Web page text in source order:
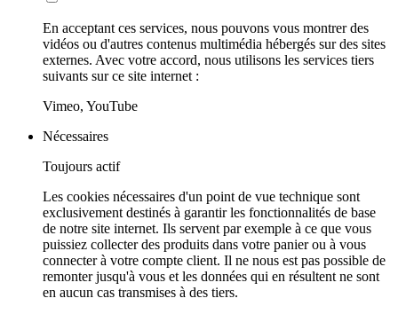
En acceptant ces services, nous pouvons vous montrer des
vidéos ou d'autres contenus multimédia hébergés sur des sites
externes. Avec votre accord, nous utilisons les services tiers
suivants sur ce site internet :
Vimeo, YouTube
Nécessaires
Toujours actif
Les cookies nécessaires d'un point de vue technique sont
exclusivement destinés à garantir les fonctionnalités de base
de notre site internet. Ils servent par exemple à ce que vous
puissiez collecter des produits dans votre panier ou à vous
connecter à votre compte client. Il ne nous est pas possible de
remonter jusqu'à vous et les données qui en résultent ne sont
en aucun cas transmises à des tiers.